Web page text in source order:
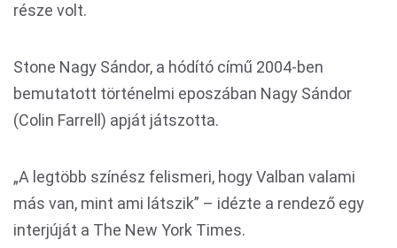
része volt.
Stone Nagy Sándor, a hódító című 2004-ben
bemutatott történelmi eposzában Nagy Sándor
(Colin Farrell) apját játszotta.
„A legtöbb színész felismeri, hogy Valban valami
más van, mint ami látszik” – idézte a rendező egy
interjúját a The New York Times.